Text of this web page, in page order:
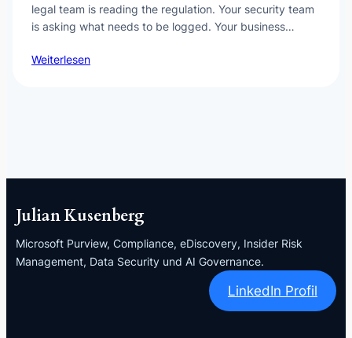
legal team is reading the regulation. Your security team
is asking what needs to be logged. Your business…
Weiterlesen
Julian Kusenberg
Microsoft Purview, Compliance, eDiscovery, Insider Risk
Management, Data Security und AI Governance.
LinkedIn Profil